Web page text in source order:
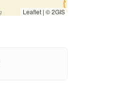
Leaflet | © 2GIS